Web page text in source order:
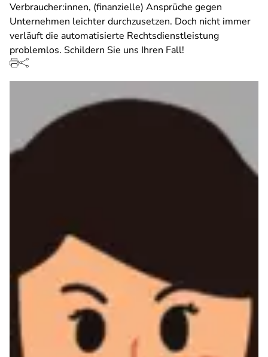
Verbraucher:innen, (finanzielle) Ansprüche gegen
Unternehmen leichter durchzusetzen. Doch nicht immer
verläuft die automatisierte Rechtsdienstleistung
problemlos. Schildern Sie uns Ihren Fall!